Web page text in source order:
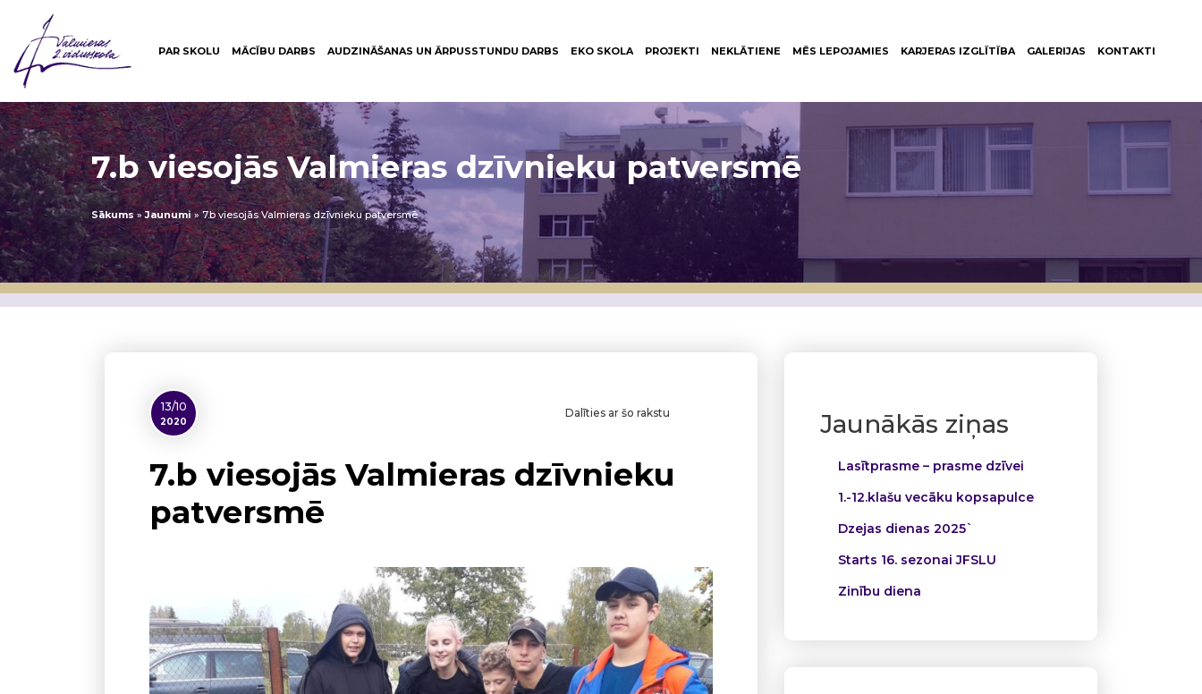
PAR SKOLU MĀCĪBU DARBS AUDZINĀŠANAS UN ĀRPUSSTUNDU DARBS EKO SKOLA PROJEKTI NEKLĀTIENE MĒS LEPOJAMIES KARJERAS IZGLĪTĪBA GALERIJAS KONTAKTI
7.b viesojās Valmieras dzīvnieku patversmē
Sākums»Jaunumi»7.b viesojās Valmieras dzīvnieku patversmē
Jaunākās ziņas
Lasītprasme – prasme dzīvei
1.-12.klašu vecāku kopsapulce
Dzejas dienas 2025`
Starts 16. sezonai JFSLU
Zinību diena
13/10
2020
Dalīties ar šo rakstu
7.b viesojās Valmieras dzīvnieku
patversmē